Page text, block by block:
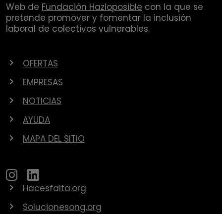
Web de Fundación Hazloposible con la que se
pretende promover y fomentar la inclusión
laboral de colectivos vulnerables.
OFERTAS
EMPRESAS
NOTICIAS
AYUDA
MAPA DEL SITIO
Hacesfalta.org
Solucionesong.org